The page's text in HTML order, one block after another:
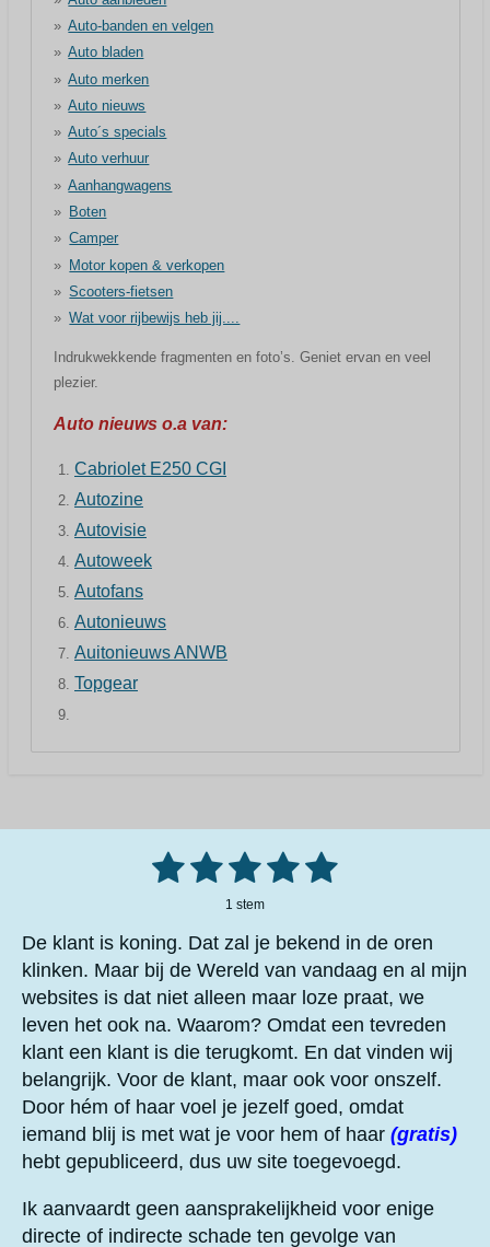
Auto-banden en velgen
Auto bladen
Auto merken
Auto nieuws
Auto´s specials
Auto verhuur
Aanhangwagens
Boten
Camper
Motor kopen & verkopen
Scooters-fietsen
Wat voor rijbewijs heb jij....
Indrukwekkende fragmenten en foto’s. Geniet ervan en veel
plezier.
Auto nieuws o.a van:
Cabriolet E250 CGI
Autozine
Autovisie
Autoweek
Autofans
Autonieuws
Auitonieuws ANWB
Topgear
n
g
:
5
s
e
r
e
1
t
e
r
2
t
e
r
r
e
n
3
s
t
e
r
r
e
n
4
t
e
r
r
e
n
5
t
e
r
r
e
n
e
n
1 stem
De klant is koning. Dat zal je bekend in de oren
klinken. Maar bij de Wereld van vandaag en al mijn
websites is dat niet alleen maar loze praat, we
leven het ook na. Waarom? Omdat een tevreden
klant een klant is die terugkomt. En dat vinden wij
belangrijk. Voor de klant, maar ook voor onszelf.
Door hém of haar voel je jezelf goed, omdat
iemand blij is met wat je voor hem of haar (gratis)
hebt gepubliceerd, dus uw site toegevoegd.
Ik aanvaardt geen aansprakelijkheid voor enige
directe of indirecte schade ten gevolge van